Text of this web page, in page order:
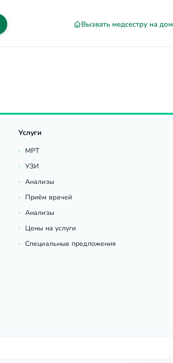
Вызвать медсестру на дом
Услуги
МРТ
УЗИ
Анализы
Приём врачей
Анализы
Цены на услуги
Специальные предложения